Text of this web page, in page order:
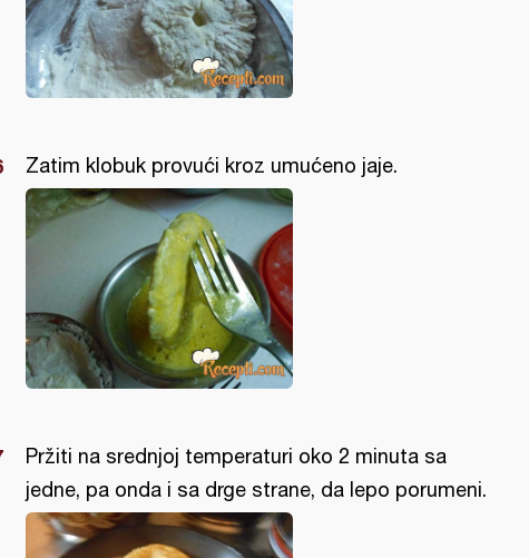
Zatim klobuk provući kroz umućeno jaje.
Pržiti na srednjoj temperaturi oko 2 minuta sa
jedne, pa onda i sa drge strane, da lepo porumeni.